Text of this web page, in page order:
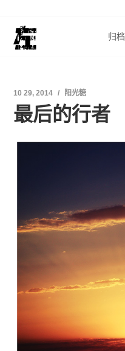
归档
10 29, 2014 阳光糖
最后的行者